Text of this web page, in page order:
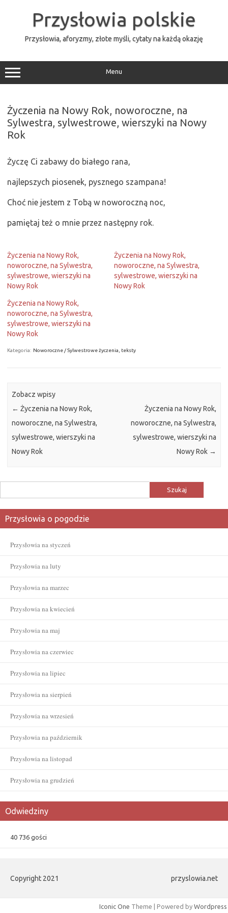
Przysłowia polskie
Przysłowia, aforyzmy, złote myśli, cytaty na każdą okazję
Menu
Życzenia na Nowy Rok, noworoczne, na
Sylwestra, sylwestrowe, wierszyki na Nowy
Rok
Życzę Ci zabawy do białego rana,
najlepszych piosenek, pysznego szampana!
Choć nie jestem z Tobą w noworoczną noc,
pamiętaj też o mnie przez następny rok.
Życzenia na Nowy Rok,
noworoczne, na Sylwestra,
sylwestrowe, wierszyki na
Nowy Rok
Życzenia na Nowy Rok,
noworoczne, na Sylwestra,
sylwestrowe, wierszyki na
Nowy Rok
Życzenia na Nowy Rok,
noworoczne, na Sylwestra,
sylwestrowe, wierszyki na
Nowy Rok
Kategoria: Noworoczne / Sylwestrowe życzenia, teksty
Zobacz wpisy
← Życzenia na Nowy Rok,
noworoczne, na Sylwestra,
sylwestrowe, wierszyki na
Nowy Rok
Życzenia na Nowy Rok,
noworoczne, na Sylwestra,
sylwestrowe, wierszyki na
Nowy Rok →
Przysłowia o pogodzie
Przysłowia na styczeń
Przysłowia na luty
Przysłowia na marzec
Przysłowia na kwiecień
Przysłowia na maj
Przysłowia na czerwiec
Przysłowia na lipiec
Przysłowia na sierpień
Przysłowia na wrzesień
Przysłowia na październik
Przysłowia na listopad
Przysłowia na grudzień
Odwiedziny
40 736 gości
Copyright 2021 przyslowia.net
Iconic One Theme | Powered by Wordpress